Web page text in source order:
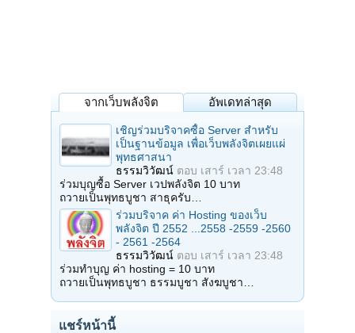
จากเว็บพลังจิต อัพเดทล่าสุด
เชิญร่วมบริจาคซื้อ Server สำหรับ
เป็นฐานข้อมูล เพื่อเว็บพลังจิตเผยแผ่
พุทธศาสนา
ธรรมวิวัฒน์ ตอบ เสาร์ เวลา 23:48
ร่วมบุญซื้อ Server เวปพลังจิต 10 บาท
ถวายเป็นพุทธบูชา สาธุครับ…
ร่วมบริจาค ค่า Hosting ของเว็บ
พลังจิต ปี 2552 ...2558 -2559 -2560
- 2561 -2564
ธรรมวิวัฒน์ ตอบ เสาร์ เวลา 23:48
ร่วมทำบุญ ค่า hosting = 10 บาท
ถวายเป็นพุทธบูชา ธรรมบูชา สังฆบูชา…
แชร์หน้านี้